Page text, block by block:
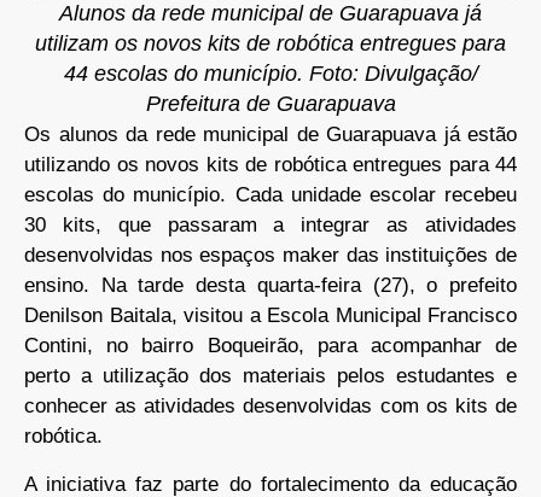
Alunos da rede municipal de Guarapuava já
utilizam os novos kits de robótica entregues para
44 escolas do município. Foto: Divulgação/
Prefeitura de Guarapuava
Os alunos da rede municipal de Guarapuava já estão
utilizando os novos kits de robótica entregues para 44
escolas do município. Cada unidade escolar recebeu
30 kits, que passaram a integrar as atividades
desenvolvidas nos espaços maker das instituições de
ensino. Na tarde desta quarta-feira (27), o prefeito
Denilson Baitala, visitou a Escola Municipal Francisco
Contini, no bairro Boqueirão, para acompanhar de
perto a utilização dos materiais pelos estudantes e
conhecer as atividades desenvolvidas com os kits de
robótica.
A iniciativa faz parte do fortalecimento da educação